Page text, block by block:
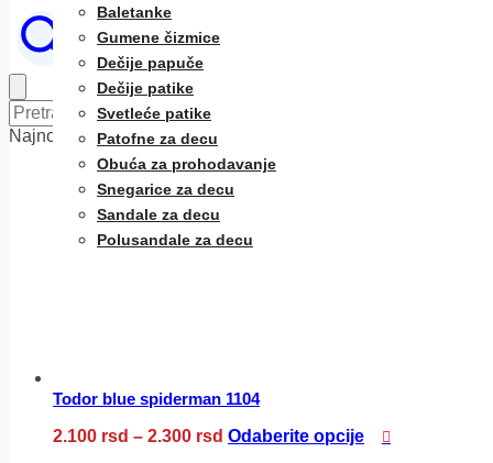
Baletanke
Gumene čizmice
Dečije papuče
Dečije patike
Svetleće patike
Patofne za decu
Obuća za prohodavanje
Snegarice za decu
Sandale za decu
Polusandale za decu
Pretraga
za:
Najnoviji proizvodi
Todor blue spiderman 1104
2.100 rsd – 2.300 rsd cena:
Odaberite opcije